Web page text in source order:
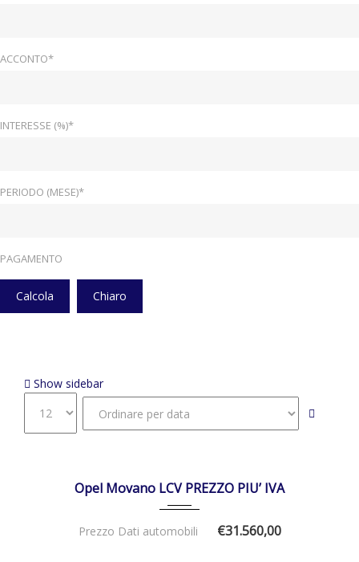
ACCONTO*
INTERESSE (%)*
PERIODO (MESE)*
PAGAMENTO
Calcola Chiaro
Show sidebar
Opel Movano LCV PREZZO PIU’ IVA
Prezzo Dati automobili €31.560,00